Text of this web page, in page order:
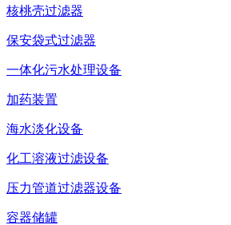
核桃壳过滤器
保安袋式过滤器
一体化污水处理设备
加药装置
海水淡化设备
化工溶液过滤设备
压力管道过滤器设备
容器储罐